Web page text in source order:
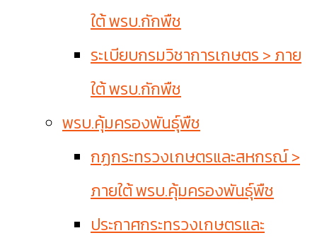
ใต้ พรบ.กักพืช
ระเบียบกรมวิชาการเกษตร > ภาย
ใต้ พรบ.กักพืช
พรบ.คุ้มครองพันธุ์พืช
กฏกระทรวงเกษตรและสหกรณ์ >
ภายใต้ พรบ.คุ้มครองพันธุ์พืช
ประกาศกระทรวงเกษตรและ